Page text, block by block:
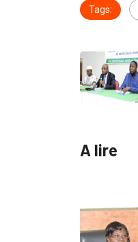
Tags:
A lire